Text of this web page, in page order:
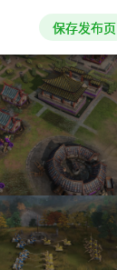
保存发布页